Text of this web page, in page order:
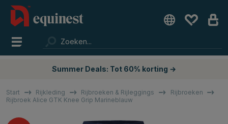
Summer Deals: Tot 60% korting →
Start Rijkleding Rijbroeken & Rijleggings
Rijbroeken
Rijbroek Alice GTK Knee Grip Marineblauw